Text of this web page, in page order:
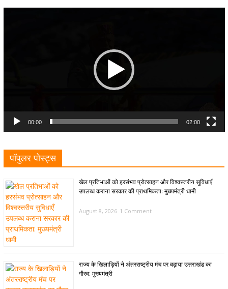
00:00 02:00
पॉपुलर पोस्ट्स
खेल प्रतिभाओं को हरसंभव प्रोत्साहन और विश्वस्तरीय सुविधाएँ
उपलब्ध कराना सरकार की प्राथमिकता: मुख्यमंत्री धामी
August 8, 2026 1 Comment
राज्य के खिलाड़ियों ने अंतरराष्ट्रीय मंच पर बढ़ाया उत्तराखंड का
गौरव: मुख्यमंत्री